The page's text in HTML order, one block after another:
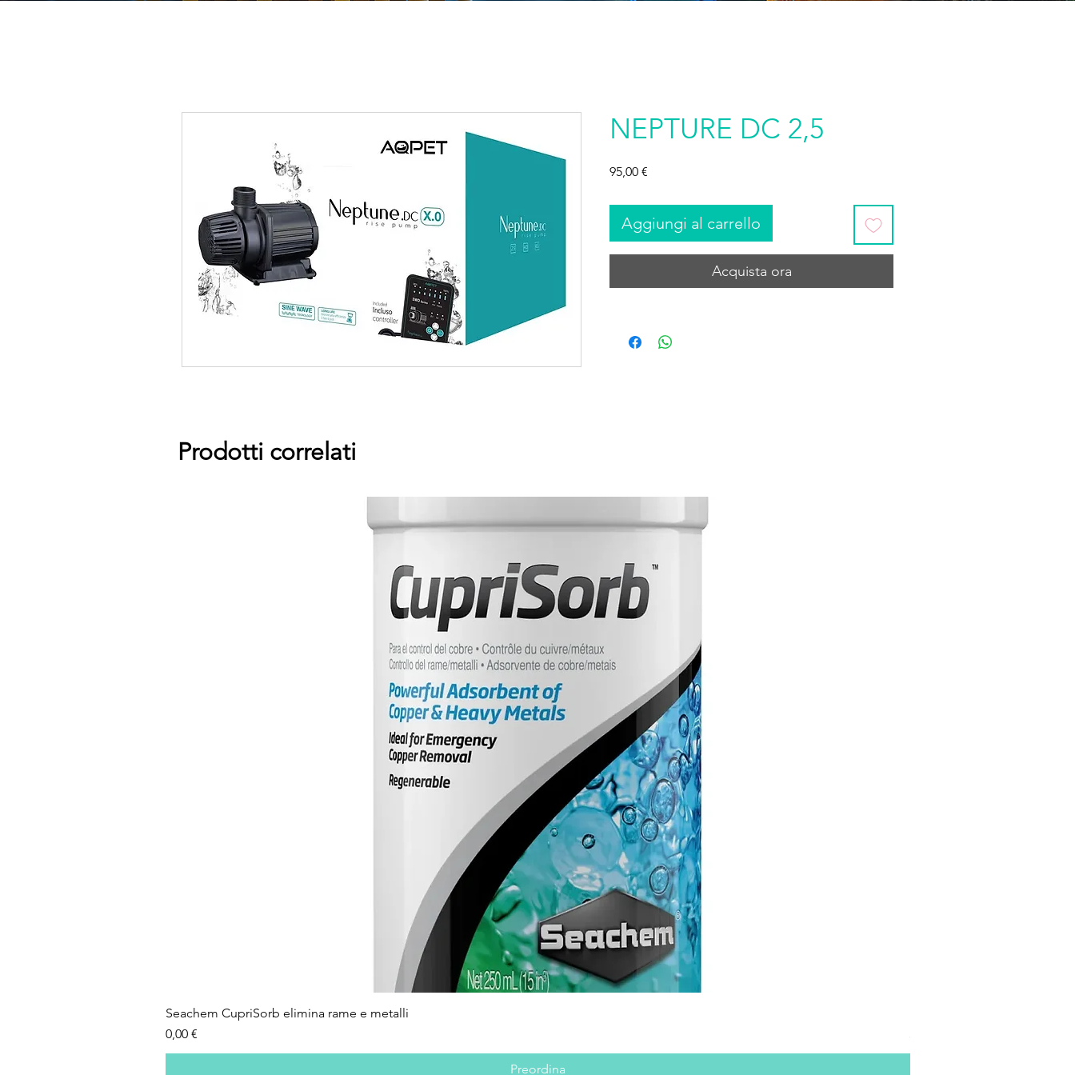
NEPTURE DC 2,5
95,00 €
Aggiungi al carrello
Acquista ora
Prodotti correlati
Seachem CupriSorb elimina rame e metalli
Prezzo
0,00 €
Preordina
Prezzo
38,50 €